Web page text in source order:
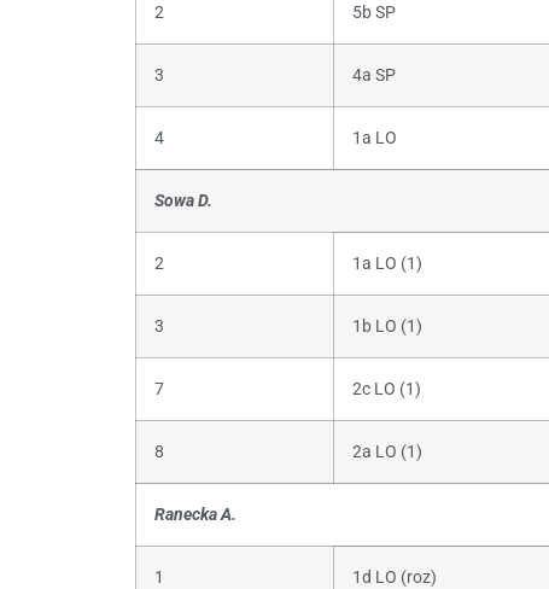
2 5b SP
3 4a SP
4 1a LO
Sowa D.
2 1a LO (1)
3 1b LO (1)
7 2c LO (1)
8 2a LO (1)
Ranecka A.
1 1d LO (roz)